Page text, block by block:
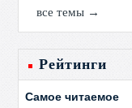
все темы →
Рейтинги
Самое читаемое